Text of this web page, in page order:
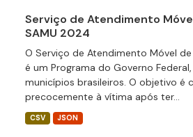
Serviço de Atendimento
SAMU 2024
O Serviço de Atendimento Móvel de
é um Programa do Governo
municípios brasileiros. O objetivo é
precocemente à vítima após ter...
CSV JSON